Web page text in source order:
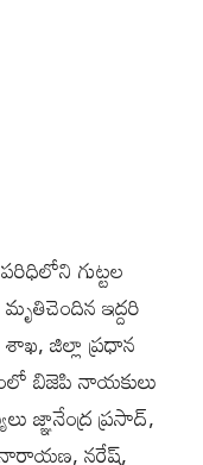
గుట్టల
ఇద్దరి
శాఖ, జిల్లా‌ ప్రధాన
బిజెపి నాయకులు
జ్ఞానేంద్ర ప్రసాద్,
నరేష్,